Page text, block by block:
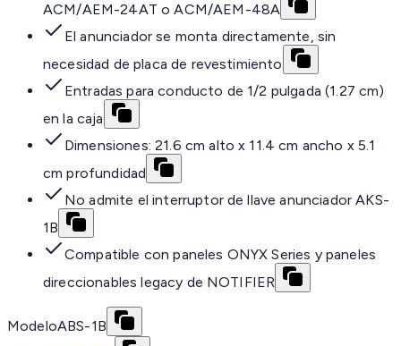
ACM/AEM-24AT o ACM/AEM-48A
El anunciador se monta directamente, sin
necesidad de placa de revestimiento
Entradas para conducto de 1/2 pulgada (1.27 cm)
en la caja
Dimensiones: 21.6 cm alto x 11.4 cm ancho x 5.1
cm profundidad
No admite el interruptor de llave anunciador AKS-
1B
Compatible con paneles ONYX Series y paneles
direccionables legacy de NOTIFIER
ModeloABS-1B